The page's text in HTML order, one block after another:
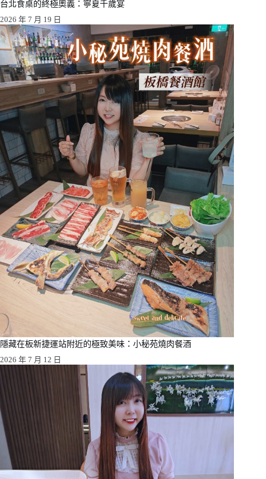
台北食桌的終極奧義：寧夏千歲宴
2026 年 7 月 19 日
隱藏在板新捷運站附近的極致美味：小秘苑燒肉餐酒
2026 年 7 月 12 日